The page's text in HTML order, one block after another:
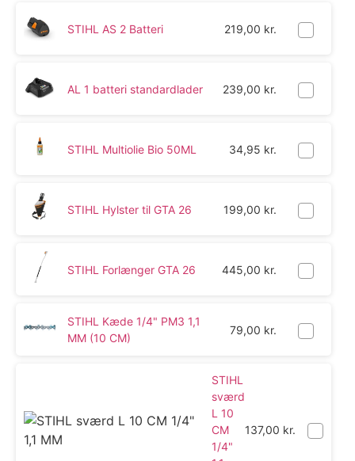
STIHL AS 2 Batteri 219,00 kr.
AL 1 batteri standardlader 239,00 kr.
STIHL Multiolie Bio 50ML 34,95 kr.
STIHL Hylster til GTA 26 199,00 kr.
STIHL Forlænger GTA 26 445,00 kr.
STIHL Kæde 1/4" PM3 1,1
MM (10 CM)
79,00 kr.
STIHL
sværd
L 10
CM
1/4"
137,00 kr.